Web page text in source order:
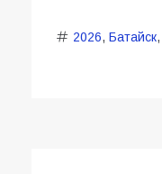
2026, Батайск,